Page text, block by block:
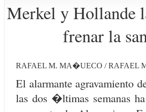
Merkel y Hollande
frenar la
RAFAEL M. MA�UECO / RAFAEL
El alarmante agravamiento
las dos �ltimas semanas